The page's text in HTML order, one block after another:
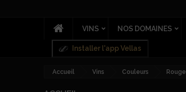
VINS NOS DOMAINES
Installer l'app Vellas
Accueil Vins Couleurs Rouge